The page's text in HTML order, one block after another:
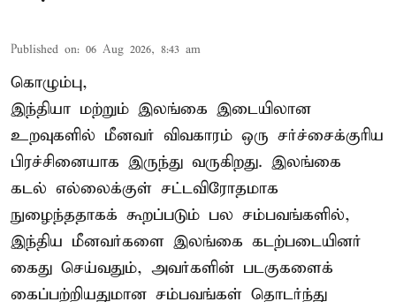
Published on: 06 Aug 2026, 8:43 am
கொழும்பு,
இந்தியா மற்றும் இலங்கை இடையிலான
உறவுகளில் மீனவர் விவகாரம் ஒரு சர்ச்சைக்குரிய
பிரச்சினையாக இருந்து வருகிறது. இலங்கை
கடல் எல்லைக்குள் சட்டவிரோதமாக
நுழைந்ததாகக் கூறப்படும் பல சம்பவங்களில்,
இந்திய மீனவர்களை இலங்கை கடற்படையினர்
கைது செய்வதும், அவர்களின் படகுகளைக்
கைப்பற்றியதுமான சம்பவங்கள் தொடர்ந்து